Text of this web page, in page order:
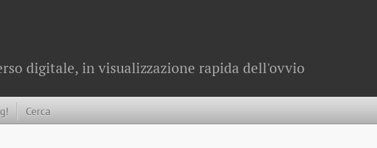
digitale, in visualizzazione rapida dell'ovvio
Cerca